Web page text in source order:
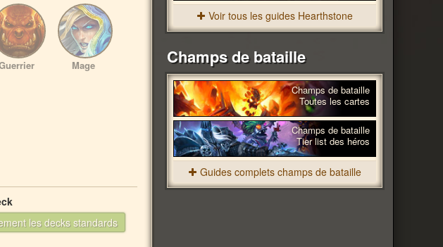
Mage
les decks standards
Voir tous les guides Hearthstone
Champs de bataille
Champs de bataille
Toutes les cartes
Champs de bataille
Tier list des héros
Guides complets champs de bataille